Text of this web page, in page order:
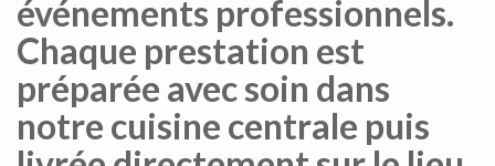
événements professionnels.
Chaque prestation est
préparée avec soin dans
notre cuisine centrale puis